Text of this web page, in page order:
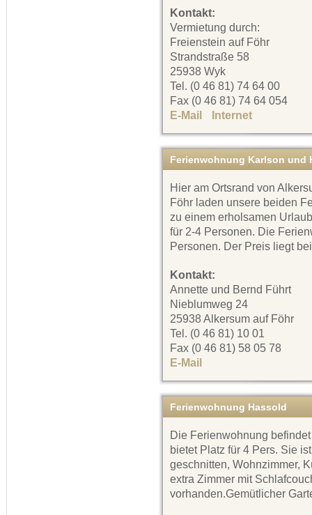
Kontakt:
Vermietung durch:
Freienstein auf Föhr
Strandstraße 58
25938 Wyk
Tel. (0 46 81) 74 64 00
Fax (0 46 81) 74 64 054
E-Mail
Internet
Ferienwohnung Karlson und
Hier am Ortsrand von
Föhr laden unsere beiden
zu einem erholsamen
für 2-4 Personen. Die
Personen. Der Preis liegt
Kontakt:
Annette und Bernd Führt
Nieblumweg 24
25938 Alkersum auf Föhr
Tel. (0 46 81) 10 01
Fax (0 46 81) 58 05 78
E-Mail
Ferienwohnung Hassold
Die Ferienwohnung
bietet Platz für 4 Pers. Sie
geschnitten, Wohnzimmer,
extra Zimmer mit
vorhanden.Gemütlicher